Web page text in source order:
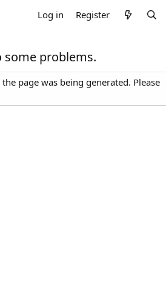
Log in Register
some problems.
page was being generated. Please